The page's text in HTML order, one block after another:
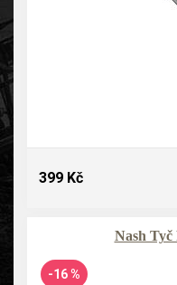
399 Kč
Nash
-16 %